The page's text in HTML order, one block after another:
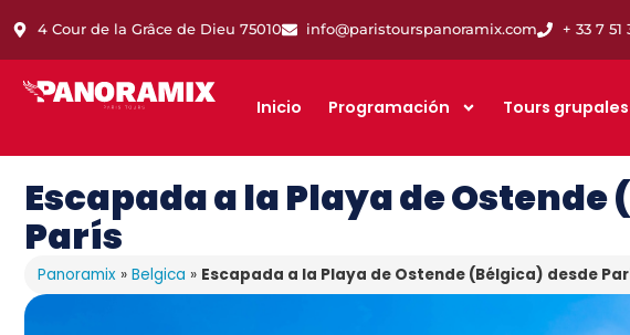
4 Cour de la Grâce de Dieu 75010 info@paristourspanoramix.com + 33 7 51
Inicio Programación Tours grupales
Escapada a la Playa de Ostende
París
Panoramix » Belgica » Escapada a la Playa de Ostende (Bélgica) desde